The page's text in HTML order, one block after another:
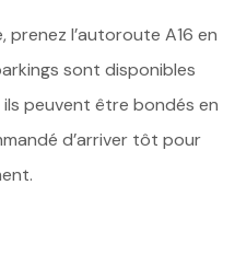
prenez l’autoroute A16 en
sont disponibles
peuvent être bondés en
d’arriver tôt pour